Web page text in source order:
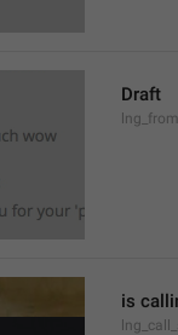
Draft
is